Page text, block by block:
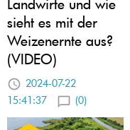
sieht es mit der
Weizenernte aus?
(VIDEO)
2024-07-22
15:41:37
(0)